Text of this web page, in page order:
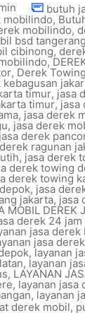
butuh
mobilindo,
mobilindo,
bsd tangerang
cibinong,
,
, Derek
kebagusan
timur, jasa
timur, jasa
, jasa derek
, jasa derek
derek
ragunan
, jasa derek
derek towing
derek towing
, jasa
jakarta, jasa
MOBIL DEREK
derek 24
jasa
jasa
,layanan
, layanan
, LAYANAN
, layanan jasa
, layanan
derek mobil,